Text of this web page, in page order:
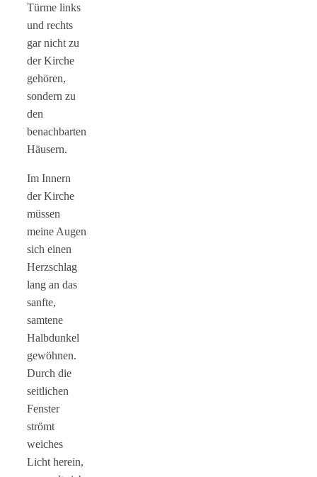
Türme links
und rechts
gar nicht zu
der Kirche
gehören,
sondern zu
den
benachbarten
Häusern.
Im Innern
der Kirche
müssen
meine Augen
sich einen
Herzschlag
lang an das
sanfte,
samtene
Halbdunkel
gewöhnen.
Durch die
seitlichen
Fenster
strömt
weiches
Licht herein,